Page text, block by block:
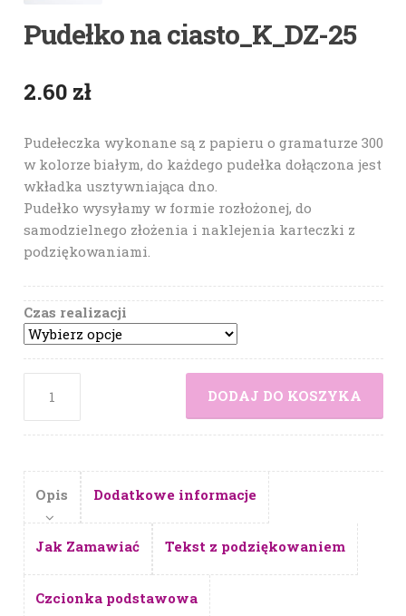
Pudełko na ciasto_K_DZ-25
2.60 zł
Pudełeczka wykonane są z papieru o gramaturze 300
w kolorze białym, do każdego pudełka dołączona jest
wkładka usztywniająca dno.
Pudełko wysyłamy w formie rozłożonej, do
samodzielnego złożenia i naklejenia karteczki z
podziękowaniami.
Czas realizacji
DODAJ DO KOSZYKA
Opis Dodatkowe informacje
Jak Zamawiać Tekst z podziękowaniem
Czcionka podstawowa